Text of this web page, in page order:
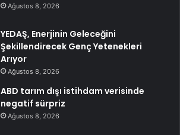
Ağustos 8, 2026
YEDAŞ, Enerjinin Geleceğini
Şekillendirecek Genç Yetenekleri
Arıyor
Ağustos 8, 2026
ABD tarım dışı istihdam verisinde
negatif sürpriz
Ağustos 8, 2026